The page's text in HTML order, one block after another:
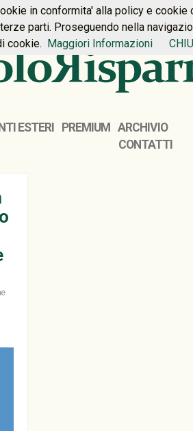
CONTATTI
ESTERI PREMIUM
ARCHIVIO
CONTATTI
in conformita' alla policy e cookie
parti. Proseguendo nella
cookie. Maggiori Informazioni